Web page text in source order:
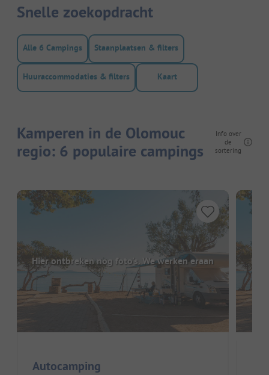
Snelle zoekopdracht
Alle 6 Campings Staanplaatsen & filters
Huuraccommodaties & filters Kaart
Kamperen in de Olomouc
regio: 6 populaire campings
Info over
de
sortering
Hier ontbreken nog foto's. We werken eraan
Autocamping